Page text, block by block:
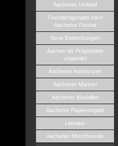
Aachener Umland
Fremdprägungen nach
Aachener Format
Neue Entdeckungen
Aachen als Prägestätte
ungeklärt
Aachener Notmünzen
Aachener Marken
Aachener Medaillen
Aachener Papiernotgeld
Literatur
Aachener Münzfreunde